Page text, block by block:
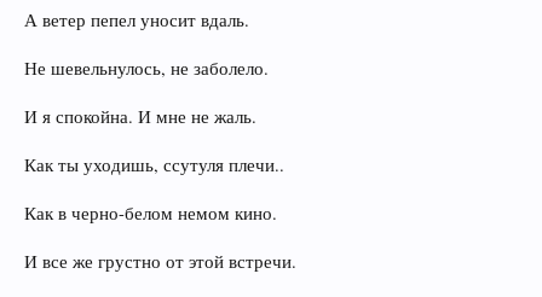
А ветер пепел уносит вдаль.
Не шевельнулось, не заболело.
И я спокойна. И мне не жаль.
Как ты уходишь, ссутуля плечи..
Как в черно-белом немом кино.
И все же грустно от этой встречи.